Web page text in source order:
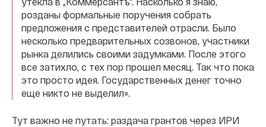
розданы формальные поручения собрать
предложения с представителей отрасли. Было
несколько предварительных созвонов, участники
рынка делились своими задумками. После этого
все затихло, с тех пор прошел месяц. Так что пока
это просто идея. Государственных денег точно
еще никто не выделил».
Тут важно не путать: раздача грантов через ИРИ